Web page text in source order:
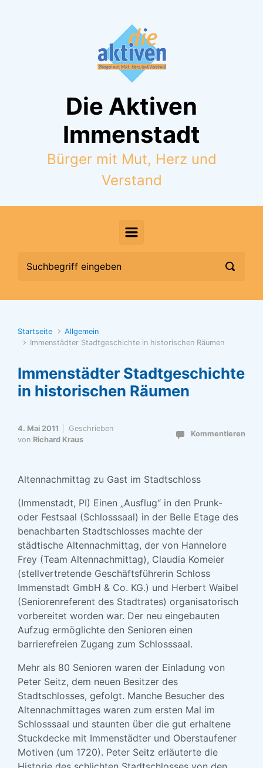
Die Aktiven
Immenstadt
Bürger mit Mut, Herz und
Verstand
Startseite
Allgemein
Immenstädter Stadtgeschichte in historischen Räumen
Immenstädter Stadtgeschichte
in historischen Räumen
4. Mai 2011
Geschrieben
von Richard Kraus
Kommentieren
Altennachmittag zu Gast im Stadtschloss
(Immenstadt, PI) Einen „Ausflug“ in den Prunk-
oder Festsaal (Schlosssaal) in der Belle Etage des
benachbarten Stadtschlosses machte der
städtische Altennachmittag, der von Hannelore
Frey (Team Altennachmittag), Claudia Komeier
(stellvertretende Geschäftsführerin Schloss
Immenstadt GmbH & Co. KG.) und Herbert Waibel
(Seniorenreferent des Stadtrates) organisatorisch
vorbereitet worden war. Der neu eingebauten
Aufzug ermöglichte den Senioren einen
barrierefreien Zugang zum Schlosssaal.
Mehr als 80 Senioren waren der Einladung von
Peter Seitz, dem neuen Besitzer des
Stadtschlosses, gefolgt. Manche Besucher des
Altennachmittages waren zum ersten Mal im
Schlosssaal und staunten über die gut erhaltene
Stuckdecke mit Immenstädter und Oberstaufener
Motiven (um 1720). Peter Seitz erläuterte die